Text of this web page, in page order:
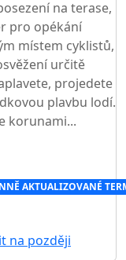
na terase,
pro opékání
místem cyklistů,
určitě
projedete
plavbu lodí.
korunami...
AKTUALIZOVANÉ
na později